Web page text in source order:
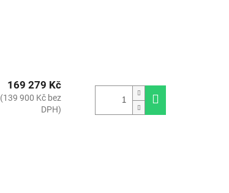
169 279 Kč
(139 900 Kč bez
DPH)